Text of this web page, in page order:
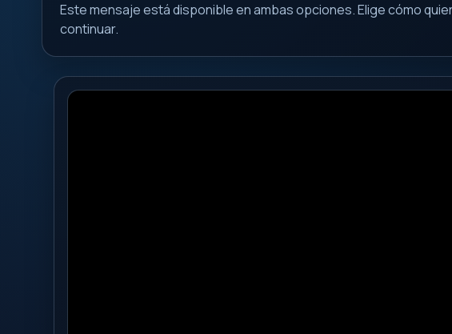
Este mensaje está disponible en ambas opciones. Elige cómo
continuar.